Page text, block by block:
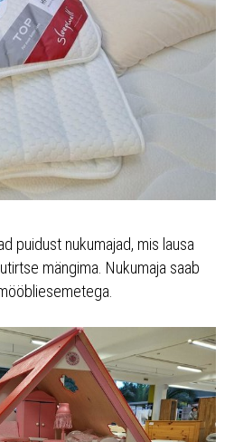
puidust nukumajad, mis lausa
mängima. Nukumaja saab